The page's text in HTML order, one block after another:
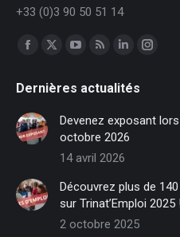
+33 (0)3 90 50 51 14
Trouvez nous sur :
Facebook
opens
in
new
window
X
opens
new
window
opens
in
new
window
opens
in
new
window
LinkedIn
opens
in
new
window
in
Dernières actualités
Devenez exposant
octobre 2026
14 avril 2026
Découvrez plus de
sur Trinat’Emploi 2025 !
2 octobre 2025